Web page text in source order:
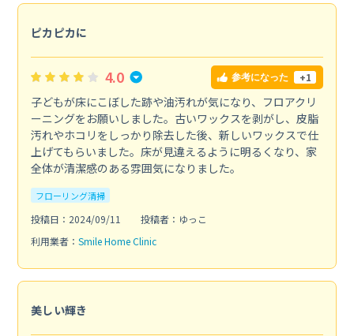
ピカピカに
4.0 参考になった +1
子どもが床にこぼした跡や油汚れが気になり、フロアクリ
ーニングをお願いしました。古いワックスを剥がし、皮脂
汚れやホコリをしっかり除去した後、新しいワックスで仕
上げてもらいました。床が見違えるように明るくなり、家
全体が清潔感のある雰囲気になりました。
フローリング清掃
投稿日：2024/09/11
投稿者：ゆっこ
利用業者： Smile Home Clinic
美しい輝き